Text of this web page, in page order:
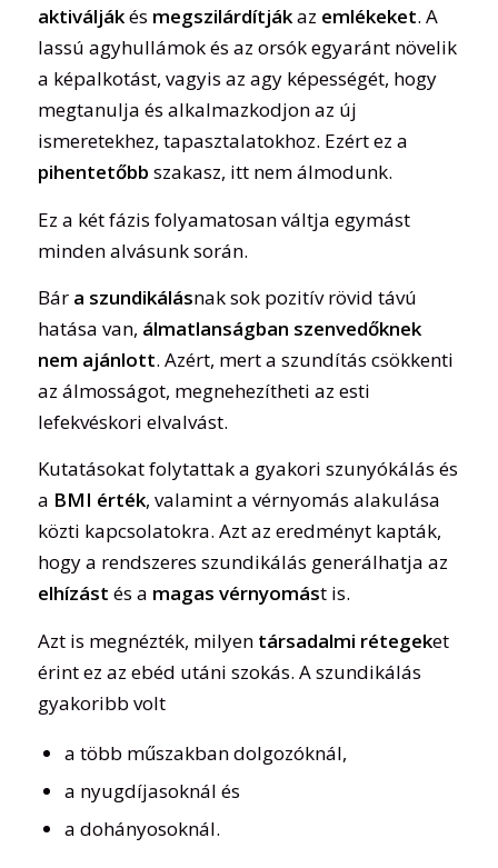
aktiváljákés megszilárdítjákaz emlékeket. A
lassú agyhullámok és az orsók egyaránt növelik
a képalkotást, vagyis az agy képességét, hogy
megtanulja és alkalmazkodjon az új
ismeretekhez, tapasztalatokhoz. Ezért ez a
pihentetőbb szakasz, itt nem álmodunk.
Ez a két fázis folyamatosan váltja egymást
minden alvásunk során.
Bár a szundikálásnak sok pozitív rövid távú
hatása van, álmatlanságban szenvedőknek
nem ajánlott. Azért, mert a szundítás csökkenti
az álmosságot, megnehezítheti az esti
lefekvéskori elvalvást.
Kutatásokat folytattak a gyakori szunyókálás és
a BMI érték, valamint a vérnyomás alakulása
közti kapcsolatokra. Azt az eredményt kapták,
hogy a rendszeres szundikálás generálhatja az
elhízást és a magas vérnyomást is.
Azt is megnézték, milyen társadalmi rétegeket
érint ez az ebéd utáni szokás. A szundikálás
gyakoribb volt
a több műszakban dolgozóknál,
a nyugdíjasoknál és
a dohányosoknál.